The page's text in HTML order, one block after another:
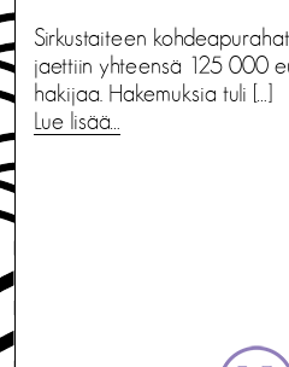
Sirkustaiteen
jaettiin yhteensä 125 000
hakijaa. Hakemuksia tuli […]
Lue lisää…